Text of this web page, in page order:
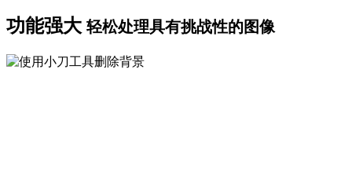
功能强大 轻松处理具有挑战性的图像